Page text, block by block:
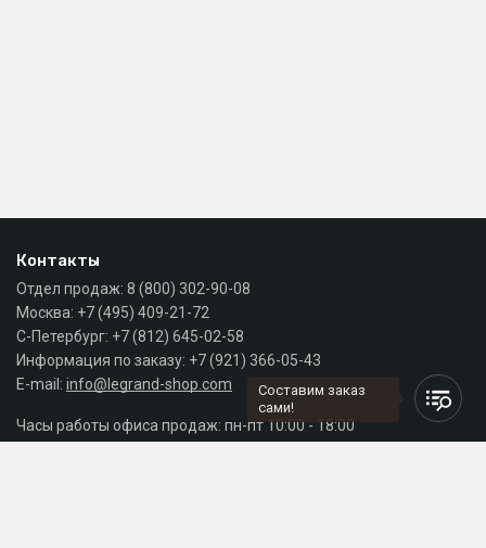
Контакты
Отдел продаж: 8 (800) 302-90-08
Москва: +7 (495) 409-21-72
С-Петербург: +7 (812) 645-02-58
Информация по заказу: +7 (921) 366-05-43
E-mail: info@legrand-shop.com
Часы работы офиса продаж: пн-пт 10:00 - 18:00
Составим заказ
сами!